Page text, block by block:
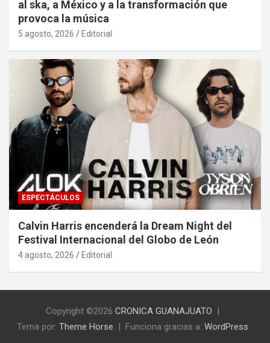
al ska, a México y a la transformación que
provoca la música
5 agosto, 2026 Editorial
ESPECTÁCULOS
Calvin Harris encenderá la Dream Night del
Festival Internacional del Globo de León
4 agosto, 2026 Editorial
Copyright ©2026 CRONICA GUANAJUATO
Tema por: Theme Horse Funciona gracias a: WordPress